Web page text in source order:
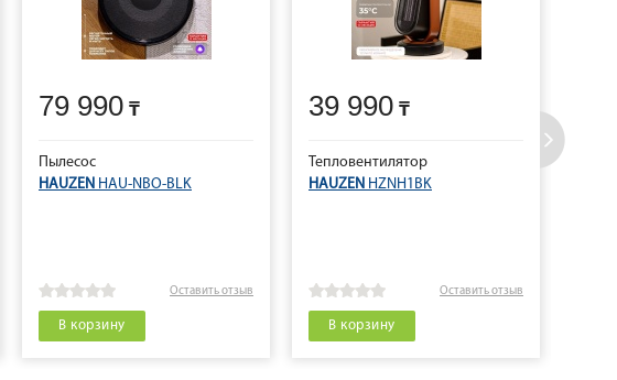
79 990
Пылесос
HAUZEN HAU-NBO-BLK
Оставить отзыв
В корзину
39 990
Тепловентилятор
HAUZEN HZNH1BK
Оставить отзыв
В корзину